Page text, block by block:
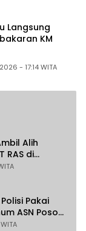
Langsung
KM
Senin, 03 Agustus 2026 - 17:14 WITA
Alih
RAS di
Pakai
ASN Poso
Seksual